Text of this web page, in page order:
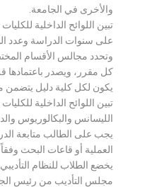
والأخرى في الجامعة.
تبين اللوائح الداخلية
على سنوات الدراسة وعدد
وتحدد مجالس الأقسام
كل مقرر، ويصدر باعتمادها
يكون لكل كلية دليل يتضمن
تبين اللوائح الداخلية
الليسانس والبكالوريوس
يجب على الطالب متابعة
العملية أو قاعات البحث وفقاً
يخضع الطلاب للنظام
مجلس التأديب من رئيس